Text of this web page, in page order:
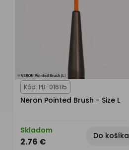
Kód: PB-016115
Neron Pointed Brush - Size L
Skladom
2.76 €
Do košíka